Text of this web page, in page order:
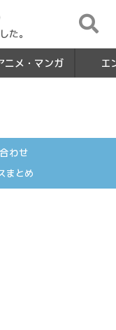
た。
ニメ・マンガ エ
わせ
まとめ